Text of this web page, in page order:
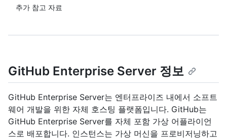
추가 참고 자료
GitHub Enterprise Server 정보
GitHub Enterprise Server는 엔터프라이즈 내에서 소프트
웨어 개발을 위한 자체 호스팅 플랫폼입니다. GitHub는
GitHub Enterprise Server를 자체 포함 가상 어플라이언
스로 배포합니다. 인스턴스는 가상 머신을 프로비저닝하고